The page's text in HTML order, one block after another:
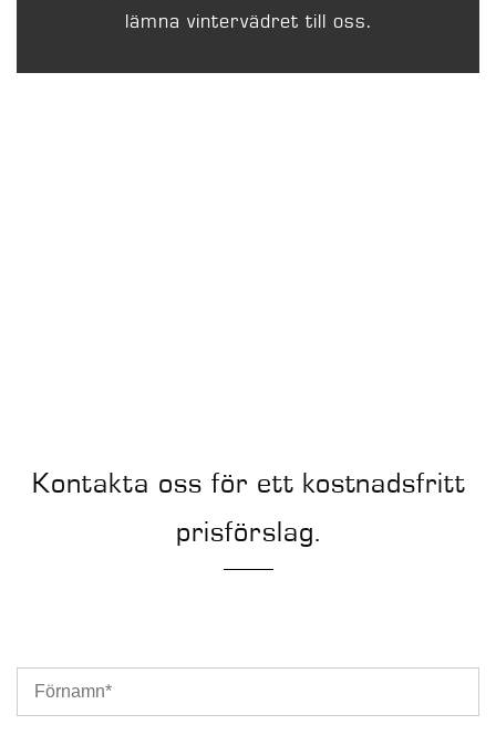
lämna vintervädret till oss.
Kontakta oss för ett kostnadsfritt
prisförslag.